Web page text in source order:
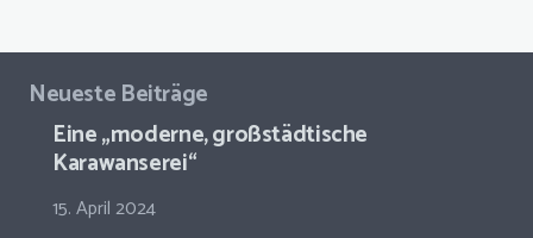
Neueste Beiträge
Eine „moderne, großstädtische
Karawanserei“
15. April 2024